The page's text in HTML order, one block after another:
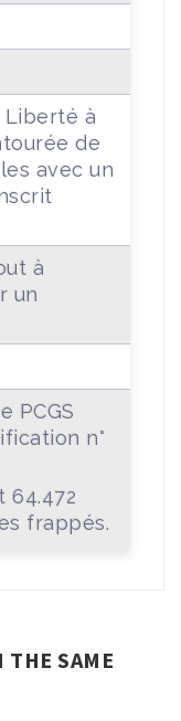
Liberté à
de
avec un
à
un
PCGS
n°
64.472
frappés.
THE SAME